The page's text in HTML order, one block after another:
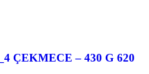
ÇEKMECE – 430 G 620